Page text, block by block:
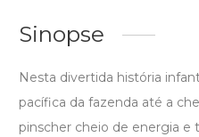
Sinopse
Nesta divertida história
pacífica da fazenda até a
pinscher cheio de energia e